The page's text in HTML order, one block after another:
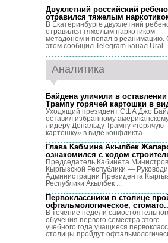
Двухлетний российский
отравился тяжелым
В Екатеринбурге двухлетний
отравился тяжелым наркотиком
метадоном и попал в реанимацию.
этом сообщил Telegram-канал Ural
Аналитика
Байдена уличили в оставлении
Трампу горячей картошки в
Уходящий президент США Джо
оставил избранному
лидеру Дональду Трампу «горячую
картошку» в виде конфликта ...
Глава Кабмина Акылбек
ознакомился с ходом
Председатель Кабинета Министров
Кыргызской Республики —
Администрации Президента
Республики Акылбек ...
Первоклассники в столице
офтальмологическое,
В течение недели
обучения первого семестра этого
учебного года учащиеся
столицы пройдут